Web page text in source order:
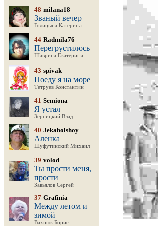
48 milana18
Званый вечер
Голицына Катерина
44 Radmila76
Перегрустилось
Шаврина Екатерина
43 spivak
Поеду я на море
Тетруев Константин
41 Semiona
Я устал
Зерницкий Влад
40 Jekabolshoy
Аленка
Шуфутинский Михаил
39 volod
Ты прости меня,
прости
Завьялов Сергей
37 Grafinia
Между летом и
зимой
Вахнюк Борис